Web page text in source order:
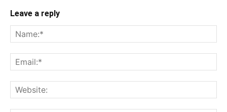
Leave a reply